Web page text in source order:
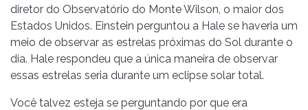
diretor do Observatório do Monte Wilson, o maior dos
Estados Unidos. Einstein perguntou a Hale se haveria um
meio de observar as estrelas próximas do Sol durante o
dia. Hale respondeu que a única maneira de observar
essas estrelas seria durante um eclipse solar total.
Você talvez esteja se perguntando por que era